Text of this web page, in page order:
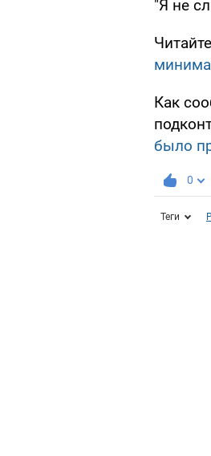
"Я не
Как
было
0
Теги